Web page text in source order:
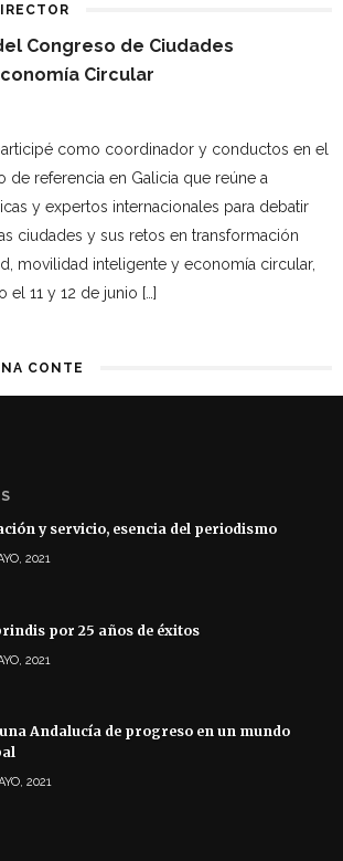
Congreso de Ciudades
Circular
como coordinador y conductos en el
de referencia en Galicia que reúne a
y expertos internacionales para debatir
ciudades y sus retos en transformación
movilidad inteligente y economía circular,
el 11 y 12 de junio […]
CONTE
y servicio, esencia del periodismo
2021
por 25 años de éxitos
2021
Andalucía de progreso en un mundo
2021